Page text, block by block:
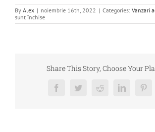
By Alex | noiembrie 16th, 2022 | Categories: Vanzari
sunt închisepentru
DE
DEBITOARE
ROMSYS
Share This Story, Choose Your
FacebookTwitterRedditLinkedIn